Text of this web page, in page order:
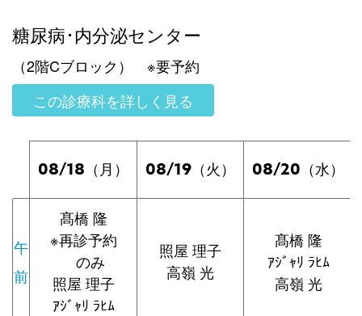
糖尿病･内分泌センター
（2階Cブロック） ※要予約
この診療科を詳しく見る
08/18 （月） 08/19 （火） 08/20 （水）
午
前
髙橋 隆
※再診予約
のみ
照屋 理子
ｱｼﾞｬﾘ ﾗﾋﾑ
照屋 理子
高嶺 光
髙橋 隆
ｱｼﾞｬﾘ ﾗﾋﾑ
高嶺 光